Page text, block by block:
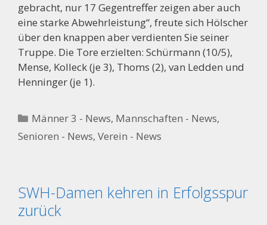
gebracht, nur 17 Gegentreffer zeigen aber auch
eine starke Abwehrleistung“, freute sich Hölscher
über den knappen aber verdienten Sie seiner
Truppe. Die Tore erzielten: Schürmann (10/5),
Mense, Kolleck (je 3), Thoms (2), van Ledden und
Henninger (je 1).
Kategorien
Männer 3 - News, Mannschaften - News,
Senioren - News, Verein - News
SWH-Damen kehren in Erfolgsspur
zurück